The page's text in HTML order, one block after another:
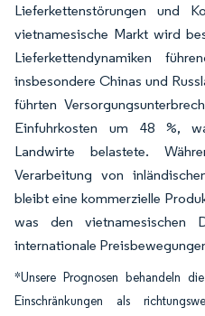
Lieferkettenstörungen und
vietnamesische Markt wird
Lieferkettendynamiken
insbesondere Chinas und
führten
Einfuhrkosten um 48 %,
Landwirte belastete.
Verarbeitung von
bleibt eine kommerzielle
was den vietnamesischen
internationale
*Unsere Prognosen behandeln
Einschränkungen als